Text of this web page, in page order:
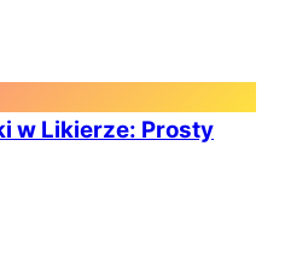
w Likierze: Prosty